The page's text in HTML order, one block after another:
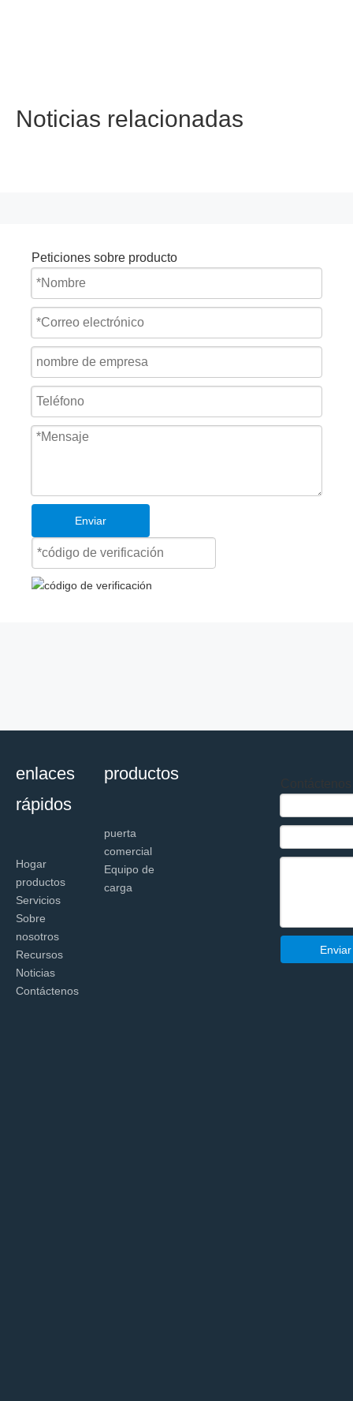
Noticias relacionadas
¿Cuál es el flujo de trabajo del nivelador de andén con labio
telescópico?
Peticiones sobre producto
Enviar
enlaces
rápidos
Hogar
productos
Servicios
Sobre
nosotros
Recursos
Noticias
Contáctenos
productos
puerta
comercial
Equipo de
carga
Enviar